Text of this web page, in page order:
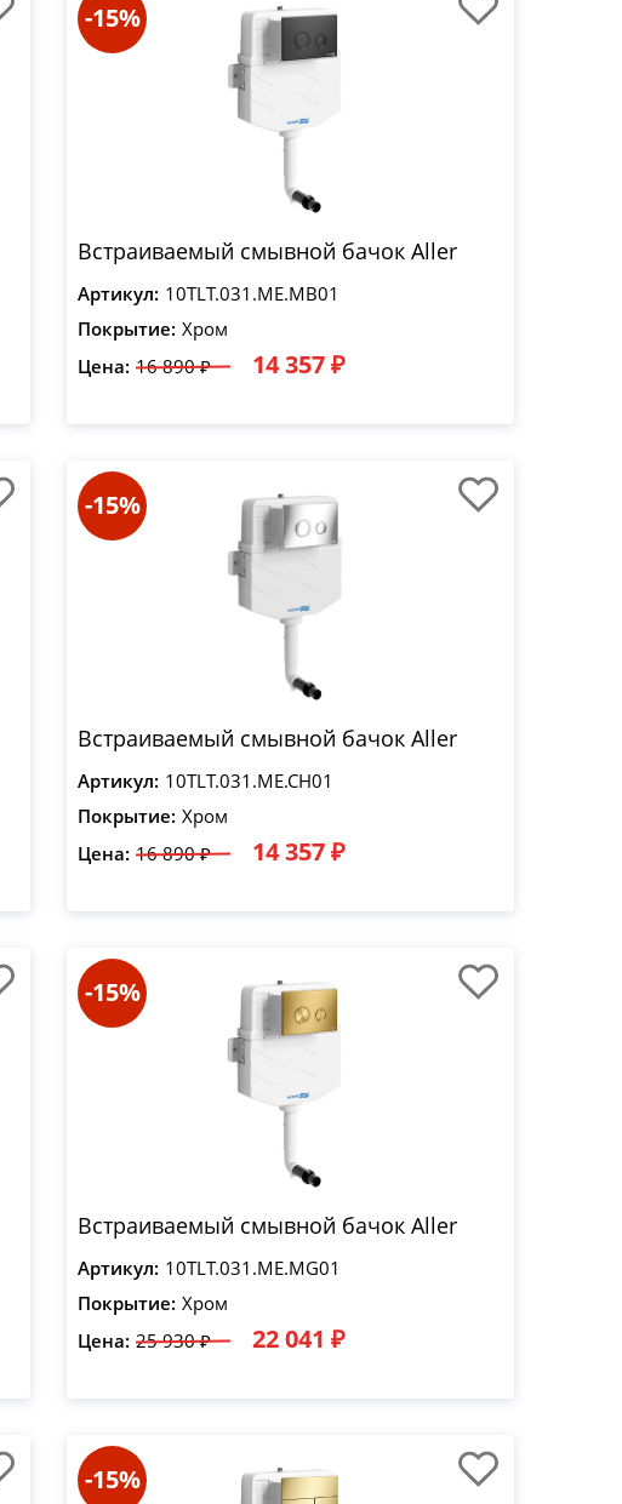
-15%
Встраиваемый смывной бачок Aller
Артикул: 10TLT.031.ME.MB01
Покрытие: Хром
Цена: 16 890 ₽ 14 357 ₽
-15%
Встраиваемый смывной бачок Aller
Артикул: 10TLT.031.ME.CH01
Покрытие: Хром
Цена: 16 890 ₽ 14 357 ₽
-15%
Встраиваемый смывной бачок Aller
Артикул: 10TLT.031.ME.MG01
Покрытие: Хром
Цена: 25 930 ₽ 22 041 ₽
-15%